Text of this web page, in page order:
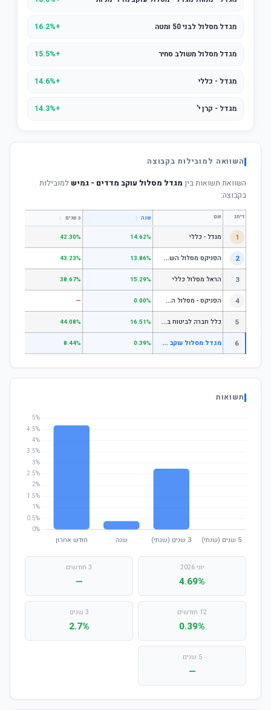
מגדל מסלול לבני 50 ומטה +16.2%
מגדל מסלול משולב סחיר +15.5%
מגדל - כללי +14.6%
מגדל - קרן י' +14.3%
השוואה למובילות בקבוצה
השוואת תשואות בין מגדל מסלול עוקב מדדים - גמיש למובילות
בקבוצה:
דירוג שם שנה ↕ 3 שנים ↕
1 מגדל - כללי 14.62%
42.30%
2 ה
פניקס מסלול השקעה כללי 13.86%
43.23%
3 הראל מסלול כללי 15.29%
38.67%
4 ה
פניקס - מסלול השקעה בניהול אישי 0.00%
—
5 כ
לל חברה לביטוח בע"מ כללי 16.51%
44.08%
6 מ
גדל מסלול עוקב מדדים - גמיש 0.39%
8.44%
תשואות
יוני 2026
4.69%
3 חודשים
—
12 חודשים
0.39%
3 שנים
2.7%
5 שנים
—